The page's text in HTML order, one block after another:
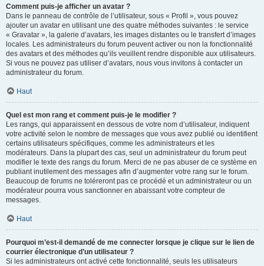
Comment puis-je afficher un avatar ?
Dans le panneau de contrôle de l’utilisateur, sous « Profil », vous pouvez
ajouter un avatar en utilisant une des quatre méthodes suivantes : le service
« Gravatar », la galerie d’avatars, les images distantes ou le transfert d’images
locales. Les administrateurs du forum peuvent activer ou non la fonctionnalité
des avatars et des méthodes qu’ils veuillent rendre disponible aux utilisateurs.
Si vous ne pouvez pas utiliser d’avatars, nous vous invitons à contacter un
administrateur du forum.
Haut
Quel est mon rang et comment puis-je le modifier ?
Les rangs, qui apparaissent en dessous de votre nom d’utilisateur, indiquent
votre activité selon le nombre de messages que vous avez publié ou identifient
certains utilisateurs spécifiques, comme les administrateurs et les
modérateurs. Dans la plupart des cas, seul un administrateur du forum peut
modifier le texte des rangs du forum. Merci de ne pas abuser de ce système en
publiant inutilement des messages afin d’augmenter votre rang sur le forum.
Beaucoup de forums ne toléreront pas ce procédé et un administrateur ou un
modérateur pourra vous sanctionner en abaissant votre compteur de
messages.
Haut
Pourquoi m’est-il demandé de me connecter lorsque je clique sur le lien de
courrier électronique d’un utilisateur ?
Si les administrateurs ont activé cette fonctionnalité, seuls les utilisateurs